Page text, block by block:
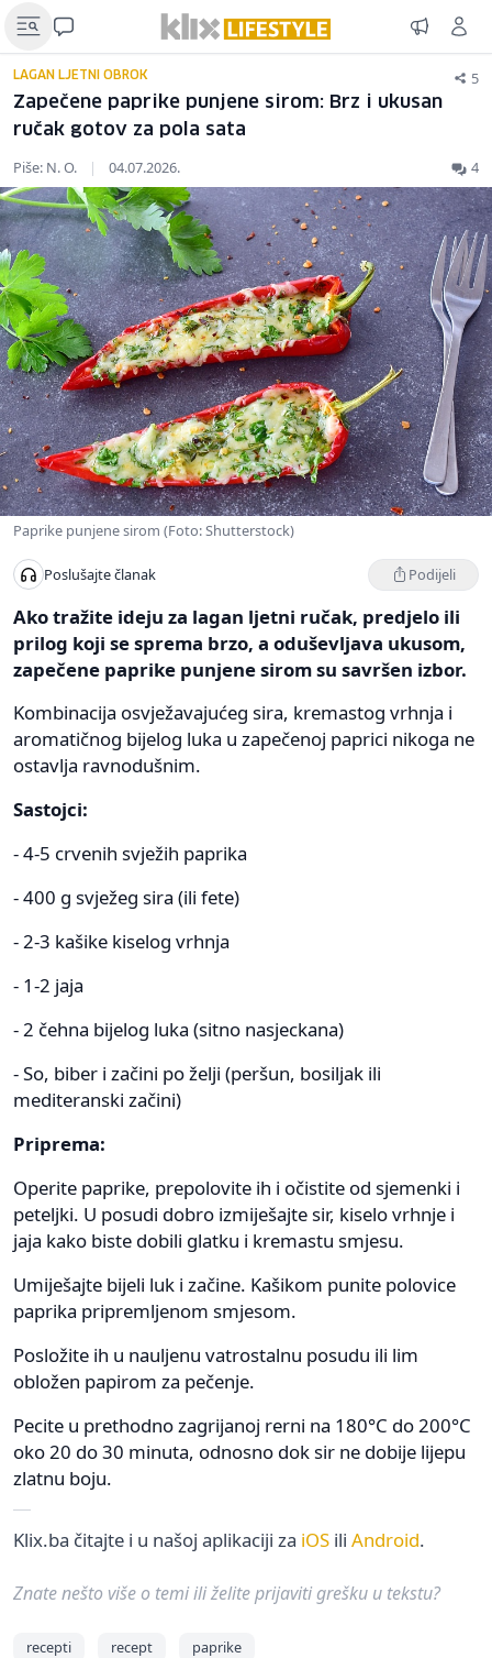
LAGAN LJETNI OBROK 5
Zapečene paprike punjene sirom: Brz i ukusan
ručak gotov za pola sata
Piše: N. O. | 04.07.2026. 4
Paprike punjene sirom (Foto: Shutterstock)
Poslušajte članak Podijeli
Ako tražite ideju za lagan ljetni ručak, predjelo ili
prilog koji se sprema brzo, a oduševljava ukusom,
zapečene paprike punjene sirom su savršen izbor.
Kombinacija osvježavajućeg sira, kremastog vrhnja i
aromatičnog bijelog luka u zapečenoj paprici nikoga ne
ostavlja ravnodušnim.
Sastojci:
- 4-5 crvenih svježih paprika
- 400 g svježeg sira (ili fete)
- 2-3 kašike kiselog vrhnja
- 1-2 jaja
- 2 čehna bijelog luka (sitno nasjeckana)
- So, biber i začini po želji (peršun, bosiljak ili
mediteranski začini)
Priprema:
Operite paprike, prepolovite ih i očistite od sjemenki i
peteljki. U posudi dobro izmiješajte sir, kiselo vrhnje i
jaja kako biste dobili glatku i kremastu smjesu.
Umiješajte bijeli luk i začine. Kašikom punite polovice
paprika pripremljenom smjesom.
Posložite ih u nauljenu vatrostalnu posudu ili lim
obložen papirom za pečenje.
Pecite u prethodno zagrijanoj rerni na 180°C do 200°C
oko 20 do 30 minuta, odnosno dok sir ne dobije lijepu
zlatnu boju.
Klix.ba čitajte i u našoj aplikaciji za iOS ili Android.
Znate nešto više o temi ili želite prijaviti grešku u tekstu?
recepti recept paprike